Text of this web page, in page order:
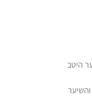
היטב